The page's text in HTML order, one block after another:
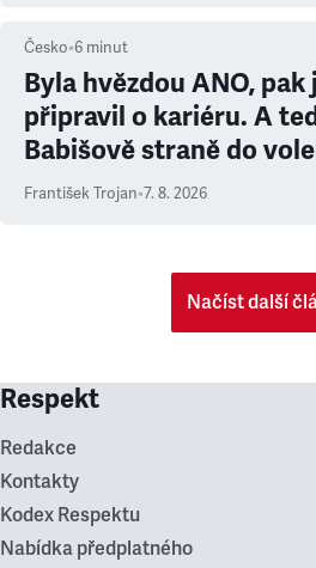
Česko•6 minut
Byla hvězdou ANO, pak
připravil o kariéru. A
Babišově straně do
František Trojan•7. 8. 2026
Načíst další
Respekt
Redakce
Kontakty
Kodex Respektu
Nabídka předplatného